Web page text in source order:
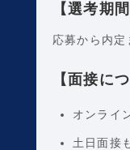
【選考期間
応募から内
【面接に
オンライ
土日面接